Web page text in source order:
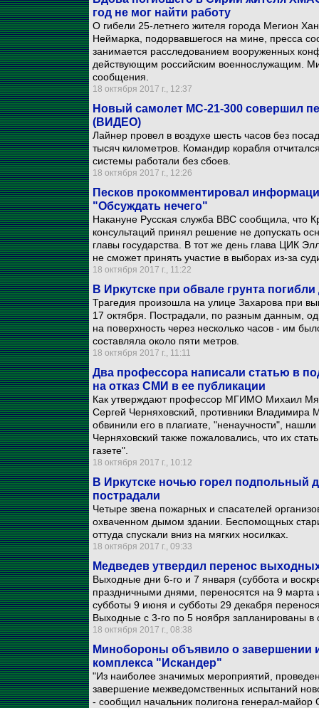
год не мог найти работу
О гибели 25-летнего жителя города Мегион
Неймарка, подорвавшегося на мине, пресса
занимается расследованием вооруженных
действующим российским военнослужащим.
сообщения.
18 октября 2017 г., 12:37
Новый самолет МС-21-300 совершил
(ВИДЕО)
Лайнер провел в воздухе шесть часов без
тысяч километров. Командир корабля
системы работали без сбоев.
18 октября 2017 г., 12:26
Песков прокомментировал
"Обсуждать нечего"
Накануне Русская служба ВВС сообщила, что
консультаций принял решение не допускать
главы государства. В тот же день глава ЦИК
не сможет принять участие в выборах из-за
18 октября 2017 г., 11:22
В Иркутске при обвале грунта
Трагедия произошла на улице Захарова при
17 октября. Пострадали, по разным данным,
на поверхность через несколько часов - им
составляла около пяти метров.
18 октября 2017 г., 11:11
Два профессора написали статью в
на отказ СМИ в ее публикации
Как утверждают профессор МГИМО Михаил
Сергей Черняховский, противники Владимира
обвинили его в плагиате, "ненаучности",
Черняховский также пожаловались, что их
газете".
18 октября 2017 г., 10:12
В Иркутске ночью горел подпольный
пострадали
Четыре звена пожарных и спасателей
охваченном дымом здании. Беспомощных
оттуда спускали вниз на мягких носилках.
18 октября 2017 г., 09:33
Медведев утвердил перенос
Выходные дни 6-го и 7 января (суббота и
праздничными днями, переносятся на 9
субботы 9 июня и субботы 29 декабря
Выходные с 3-го по 5 ноября запланированы в
18 октября 2017 г., 08:38
Минобороны объявило о завершении
комплекса "Искандер"
"Из наиболее значимых мероприятий,
завершение межведомственных испытаний
- сообщил начальник полигона генерал-майор